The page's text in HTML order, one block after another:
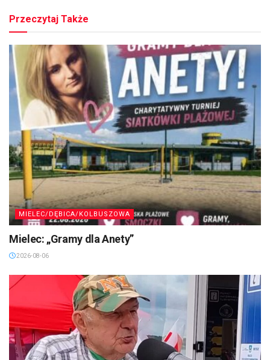
Przeczytaj Także
MIELEC/DĘBICA/KOLBUSZOWA
Mielec: „Gramy dla Anety”
2026-08-06